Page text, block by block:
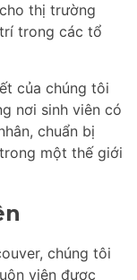
thị trường
trong các tổ
của chúng tôi
nơi sinh viên có
chuẩn bị
một thế giới
chúng tôi
viên được